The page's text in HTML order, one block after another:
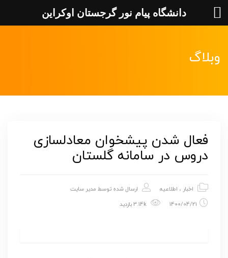
وبلاگ
فعال شدن پیشخوان معادلسازی
دروس در سامانه گلستان
اخبار ، اطلاعیه ارسال شده توسط مدیر سایت
1400/04/21
دانشگاه پیام نور گرجستان اوکراین